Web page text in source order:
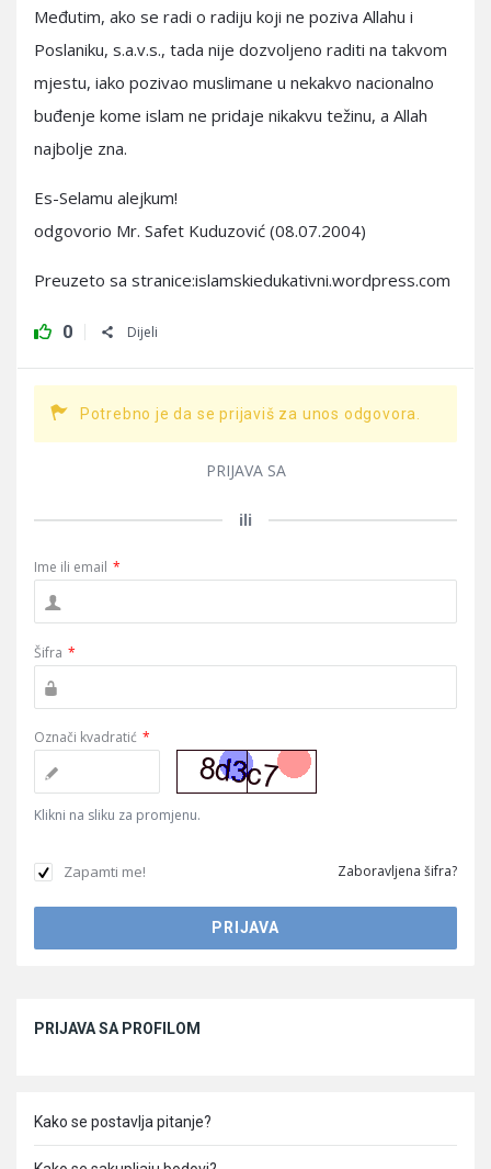
Međutim, ako se radi o radiju koji ne poziva Allahu i
Poslaniku, s.a.v.s., tada nije dozvoljeno raditi na takvom
mjestu, iako pozivao muslimane u nekakvo nacionalno
buđenje kome islam ne pridaje nikakvu težinu, a Allah
najbolje zna.
Es-Selamu alejkum!
odgovorio Mr. Safet Kuduzović (08.07.2004)
Preuzeto sa stranice:islamskiedukativni.wordpress.com
0 Dijeli
Potrebno je da se prijaviš za unos odgovora.
PRIJAVA SA
ili
Ime ili email *
Šifra *
Označi kvadratić *
Klikni na sliku za promjenu.
Zapamti me! Zaboravljena šifra?
PRIJAVA SA PROFILOM
Kako se postavlja pitanje?